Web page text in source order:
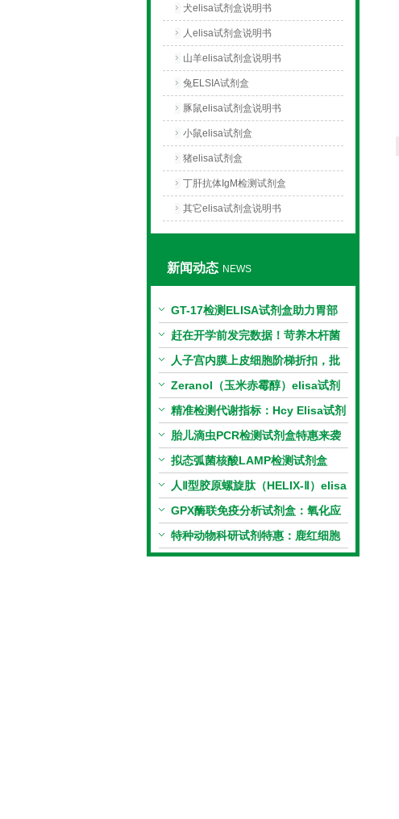
犬elisa试剂盒说明书
人elisa试剂盒说明书
山羊elisa试剂盒说明书
兔ELSIA试剂盒
豚鼠elisa试剂盒说明书
小鼠elisa试剂盒
猪elisa试剂盒
丁肝抗体IgM检测试剂盒
其它elisa试剂盒说明书
新闻动态 NEWS
GT-17检测ELISA试剂盒助力胃部
相关指标样本定量研究
赶在开学前发完数据！苛养木杆菌
PCR检测试剂盒暑假优惠开启
人子宫内膜上皮细胞阶梯折扣，批
量更划算
Zeranol（玉米赤霉醇）elisa试剂
盒特惠
精准检测代谢指标：Hcy Elisa试剂
盒的科研应用与技术特点
胎儿滴虫PCR检测试剂盒特惠来袭
拟态弧菌核酸LAMP检测试剂盒
（恒温荧光法）新品上市优惠活动
人Ⅱ型胶原螺旋肽（HELIX-Ⅱ）elisa
试剂盒科研优惠活动开启
GPX酶联免疫分析试剂盒：氧化应
激研究精准检测工具
特种动物科研试剂特惠：鹿红细胞
膜蛋白(EMP)ELISA试剂盒让利活